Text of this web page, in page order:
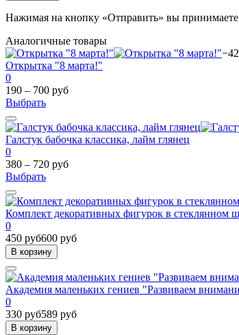
Нажимая на кнопку «Отправить» вы принимаете
Аналогичные товары
Открытка "8 марта!"
0
190 – 700 руб
Выбрать
Галстук бабочка классика, лайм глянец
0
380 – 720 руб
Выбрать
Комплект декоративных фигурок в стеклянном
0
450 руб600 руб
В корзину
Академия маленьких гениев "Развиваем
0
330 руб589 руб
В корзину